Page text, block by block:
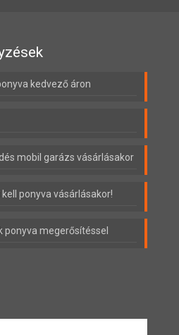
kedvező áron
mobil garázs vásárlásakor
ponyva vásárlásakor!
ponyva megerősítéssel